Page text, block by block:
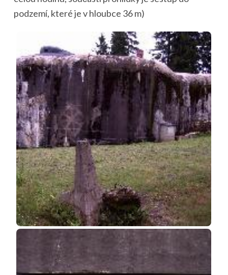
podzemí, které je v hloubce 36 m)